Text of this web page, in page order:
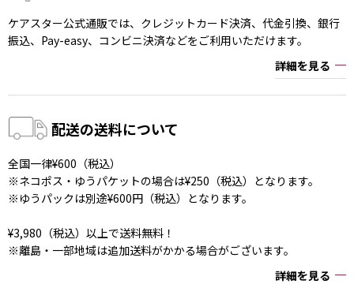
ケアスター公式通販では、クレジットカード決済、代金引換、銀行
振込、Pay-easy、コンビニ決済などをご利用いただけます。
詳細を見る
配送の送料について
全国一律¥600（税込）
※ネコポス・ゆうパケットの場合は¥250（税込）となります。
※ゆうパックは別途¥600円（税込）となります。
¥3,980（税込）以上で送料無料！
※離島・一部地域は追加送料がかかる場合がございます。
詳細を見る